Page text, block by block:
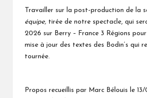
Travailler sur la post-production de la
équipe, tirée de notre spectacle, qui
2026 sur Berry – France 3 Régions
mise à jour des textes des Bodin’s qui
tournée.
Propos recueillis par Marc Bélouis le